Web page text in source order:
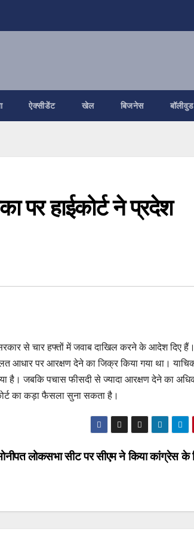
ऐक्सीडेंट खेल बिजनेस बॉलीवुड
पर हाईकोर्ट ने प्रदेश
सरकार से चार हफ्तों में जवाब दाखिल करने के आदेश दिए
आधार पर आरक्षण देने का जिक्र किया गया था।
है। जबकि पचास फीसदी से ज्यादा आरक्षण देने का
का कड़ा फैसला सुना सकता है।
लोकसभा सीट पर सीएम ने किया कांग्रेस के